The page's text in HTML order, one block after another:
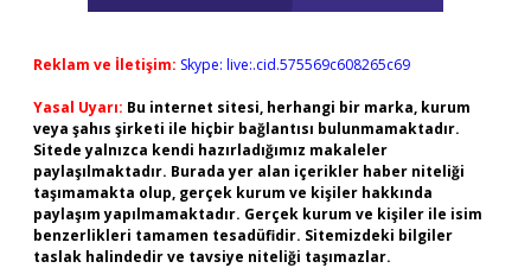
Reklam ve İletişim: Skype: live:.cid.575569c608265c69
Yasal Uyarı: Bu internet sitesi, herhangi bir marka, kurum
veya şahıs şirketi ile hiçbir bağlantısı bulunmamaktadır.
Sitede yalnızca kendi hazırladığımız makaleler
paylaşılmaktadır. Burada yer alan içerikler haber niteliği
taşımamakta olup, gerçek kurum ve kişiler hakkında
paylaşım yapılmamaktadır. Gerçek kurum ve kişiler ile isim
benzerlikleri tamamen tesadüfidir. Sitemizdeki bilgiler
taslak halindedir ve tavsiye niteliği taşımazlar.